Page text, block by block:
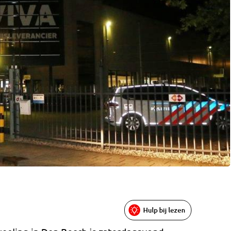
Hulp bij lezen